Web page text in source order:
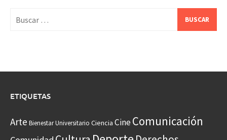
ETIQUETAS
Arte Bienestar Universitario Ciencia CineComunicación